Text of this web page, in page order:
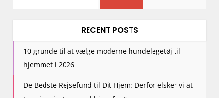
RECENT POSTS
10 grunde til at vælge moderne hundelegetøj til
hjemmet i 2026
De Bedste Rejsefund til Dit Hjem: Derfor elsker vi at